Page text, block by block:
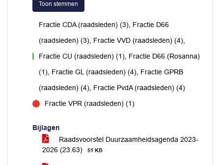
Toon stemmen
Fractie CDA (raadsleden) (3), Fractie D66
(raadsleden) (3), Fractie VVD (raadsleden) (4),
Fractie CU (raadsleden) (1), Fractie D66 (Rosanna)
(1), Fractie GL (raadsleden) (4), Fractie GPRB
(raadsleden) (4), Fractie PvdA (raadsleden) (4)
Fractie VPR (raadsleden) (1)
Bijlagen
Raadsvoorstel Duurzaamheidsagenda 2023-
2026 (23.63)
51 KB